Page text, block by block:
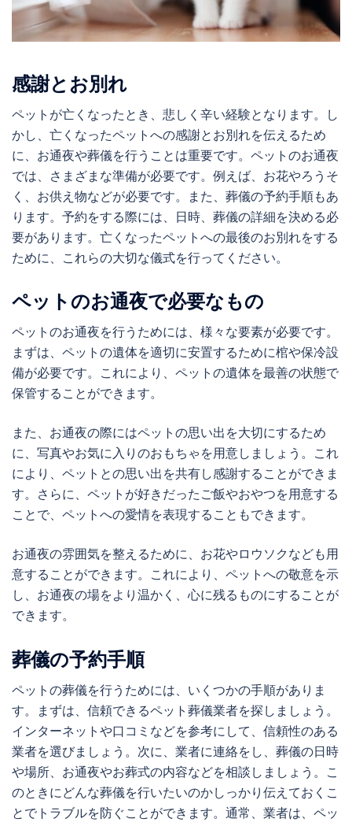
感謝とお別れ
ペットが亡くなったとき、悲しく辛い経験となります。し
かし、亡くなったペットへの感謝とお別れを伝えるため
に、お通夜や葬儀を行うことは重要です。ペットのお通夜
では、さまざまな準備が必要です。例えば、お花やろうそ
く、お供え物などが必要です。また、葬儀の予約手順もあ
ります。予約をする際には、日時、葬儀の詳細を決める必
要があります。亡くなったペットへの最後のお別れをする
ために、これらの大切な儀式を行ってください。
ペットのお通夜で必要なもの
ペットのお通夜を行うためには、様々な要素が必要です。
まずは、ペットの遺体を適切に安置するために棺や保冷設
備が必要です。これにより、ペットの遺体を最善の状態で
保管することができます。
また、お通夜の際にはペットの思い出を大切にするため
に、写真やお気に入りのおもちゃを用意しましょう。これ
により、ペットとの思い出を共有し感謝することができま
す。さらに、ペットが好きだったご飯やおやつを用意する
ことで、ペットへの愛情を表現することもできます。
お通夜の雰囲気を整えるために、お花やロウソクなども用
意することができます。これにより、ペットへの敬意を示
し、お通夜の場をより温かく、心に残るものにすることが
できます。
葬儀の予約手順
ペットの葬儀を行うためには、いくつかの手順がありま
す。まずは、信頼できるペット葬儀業者を探しましょう。
インターネットや口コミなどを参考にして、信頼性のある
業者を選びましょう。次に、業者に連絡をし、葬儀の日時
や場所、お通夜やお葬式の内容などを相談しましょう。こ
のときにどんな葬儀を行いたいのかしっかり伝えておくこ
とでトラブルを防ぐことができます。通常、業者は、ペッ